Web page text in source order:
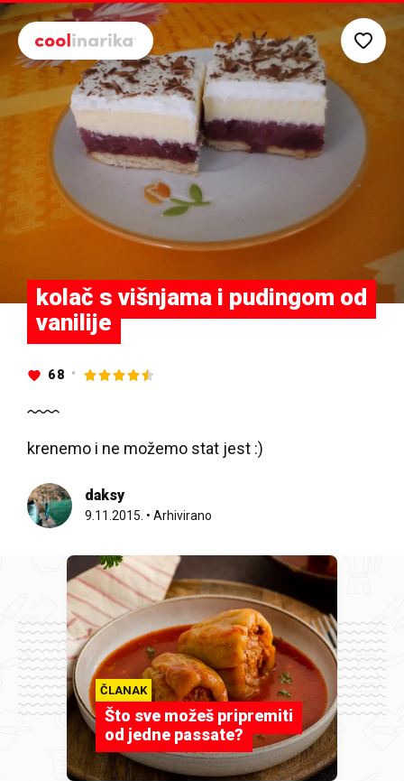
Preskoči na glavni sadržaj
kolač s višnjama i pudingom od
vanilije
68
krenemo i ne možemo stat jest :)
daksy
9.11.2015. • Arhivirano
ČLANAK
Što sve možeš pripremiti
od jedne passate?